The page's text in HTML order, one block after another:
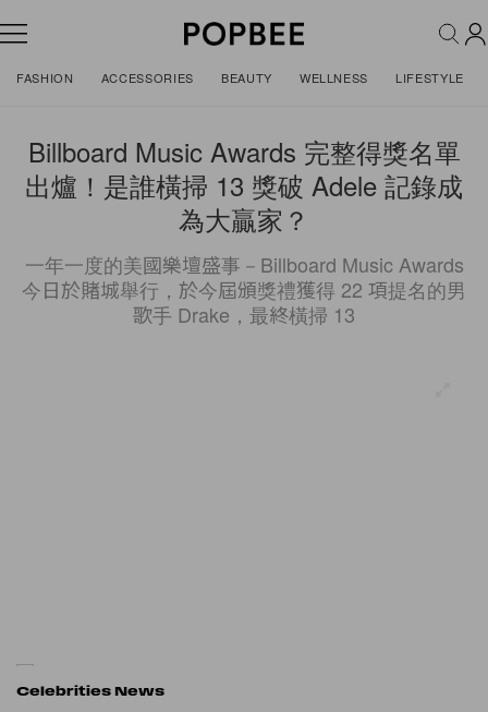
FASHION ACCESSORIES BEAUTY WELLNESS LIFESTYLE
Billboard Music Awards 完整得獎名單
出爐！是誰橫掃 13 獎破 Adele 記錄成
為大贏家？
一年一度的美國樂壇盛事－Billboard Music Awards
今日於賭城舉行，於今屆頒獎禮獲得 22 項提名的男
歌手 Drake，最終橫掃 13
Celebrities News